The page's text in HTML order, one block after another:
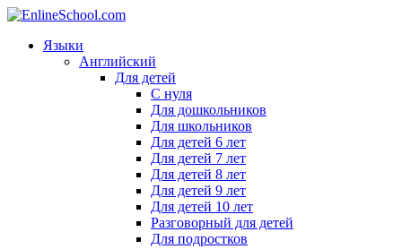
Языки
Английский
Для детей
С нуля
Для дошкольников
Для школьников
Для детей 6 лет
Для детей 7 лет
Для детей 8 лет
Для детей 9 лет
Для детей 10 лет
Разговорный для детей
Для подростков